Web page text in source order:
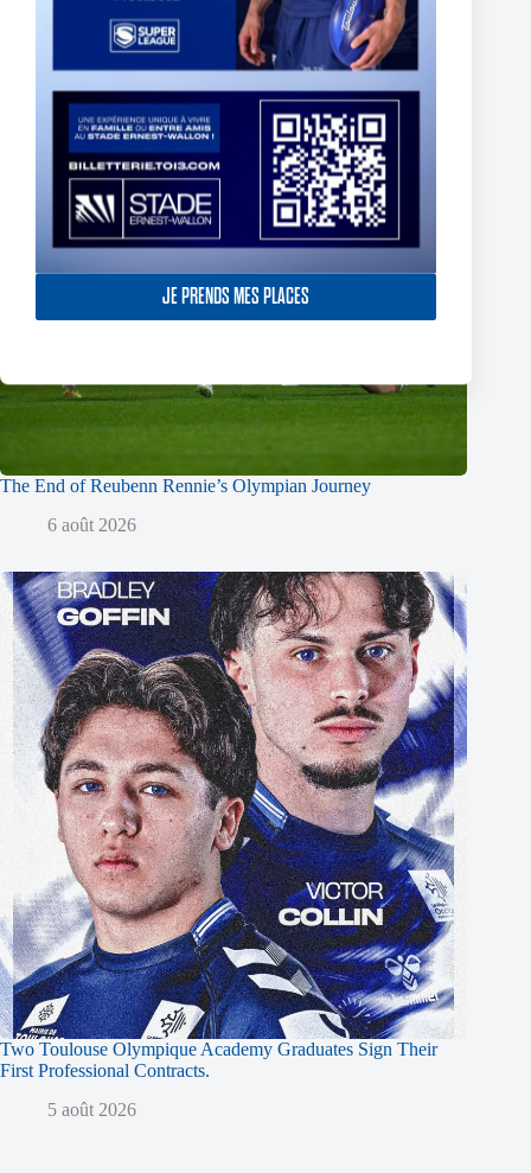
JE PRENDS MES PLACES
The End of Reubenn Rennie’s Olympian Journey
6 août 2026
Two Toulouse Olympique Academy Graduates Sign Their
First Professional Contracts.
5 août 2026